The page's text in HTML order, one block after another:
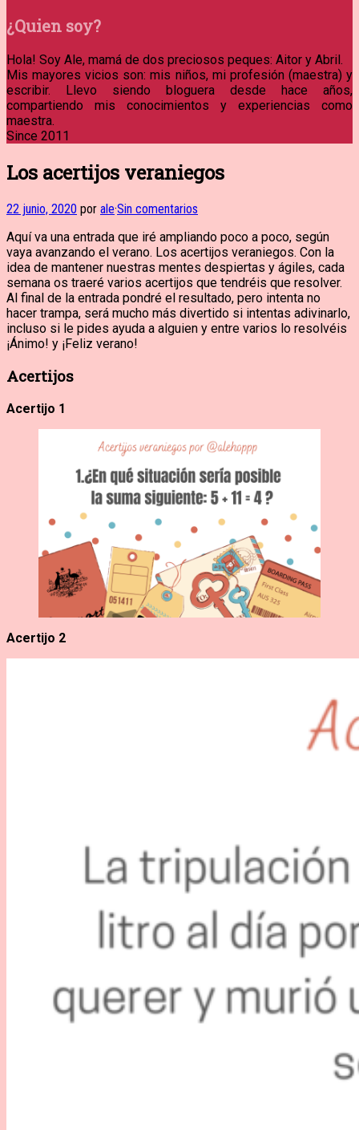
¿Quien soy?
Hola! Soy Ale, mamá de dos preciosos peques: Aitor y Abril.
Mis mayores vicios son: mis niños, mi profesión (maestra) y
escribir. Llevo siendo bloguera desde hace años,
compartiendo mis conocimientos y experiencias como
maestra.
Since 2011
Los acertijos veraniegos
22 junio, 2020 por ale·Sin comentarios
Aquí va una entrada que iré ampliando poco a poco, según
vaya avanzando el verano. Los acertijos veraniegos. Con la
idea de mantener nuestras mentes despiertas y ágiles, cada
semana os traeré varios acertijos que tendréis que resolver.
Al final de la entrada pondré el resultado, pero intenta no
hacer trampa, será mucho más divertido si intentas adivinarlo,
incluso si le pides ayuda a alguien y entre varios lo resolvéis
¡Ánimo! y ¡Feliz verano!
Acertijos
Acertijo 1
Acertijo 2